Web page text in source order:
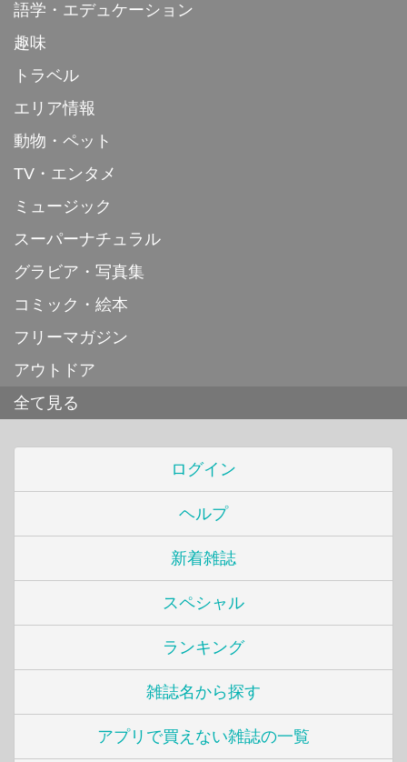
語学・エデュケーション
趣味
トラベル
エリア情報
動物・ペット
TV・エンタメ
ミュージック
スーパーナチュラル
グラビア・写真集
コミック・絵本
フリーマガジン
アウトドア
全て見る
ログイン
ヘルプ
新着雑誌
スペシャル
ランキング
雑誌名から探す
アプリで買えない雑誌の一覧